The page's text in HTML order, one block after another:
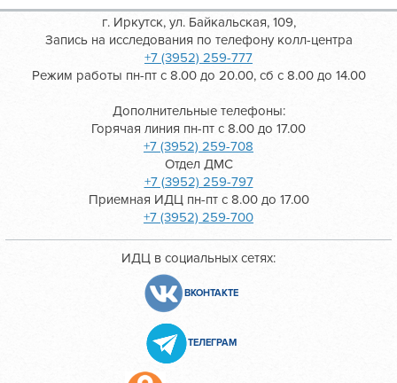
г. Иркутск, ул. Байкальская, 109,
Запись на исследования по телефону колл-центра
+7 (3952) 259-777
Режим работы пн-пт с 8.00 до 20.00, сб с 8.00 до 14.00
Дополнительные телефоны:
Горячая линия пн-пт с 8.00 до 17.00
+7 (3952) 259-708
Отдел ДМС
+7 (3952) 259-797
Приемная ИДЦ пн-пт с 8.00 до 17.00
+7 (3952) 259-700
ИДЦ в социальных сетях:
ВКОНТАКТЕ
ТЕЛЕГРАМ